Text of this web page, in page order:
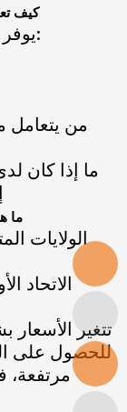
4. كيف
يوفر معظم الموردين ذوي السمعة الطيبة:
من يتعامل
ما إذا كان
5.
الولايات
الاتحاد
تتغير
للحصول على
مرتفعة،